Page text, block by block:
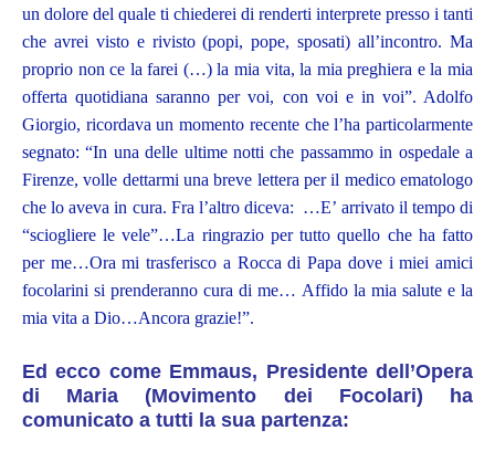
un dolore del quale ti chiederei di renderti interprete presso i tanti
che avrei visto e rivisto (popi, pope, sposati) all’incontro. Ma
proprio non ce la farei (…) la mia vita, la mia preghiera e la mia
offerta quotidiana saranno per voi, con voi e in voi”. Adolfo
Giorgio, ricordava un momento recente che l’ha particolarmente
segnato: “In una delle ultime notti che passammo in ospedale a
Firenze, volle dettarmi una breve lettera per il medico ematologo
che lo aveva in cura. Fra l’altro diceva: …E’ arrivato il tempo di
“sciogliere le vele”…La ringrazio per tutto quello che ha fatto
per me…Ora mi trasferisco a Rocca di Papa dove i miei amici
focolarini si prenderanno cura di me… Affido la mia salute e la
mia vita a Dio…Ancora grazie!”.
Ed ecco come Emmaus, Presidente dell’Opera
di Maria (Movimento dei Focolari) ha
comunicato a tutti la sua partenza: